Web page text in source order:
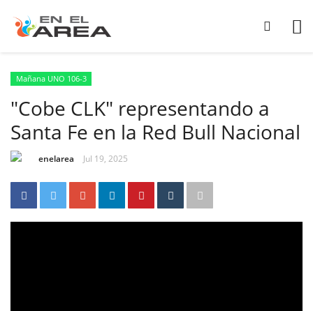
Mañana UNO 106-3
"Cobe CLK" representando a
Santa Fe en la Red Bull Nacional
enelarea Jul 19, 2025